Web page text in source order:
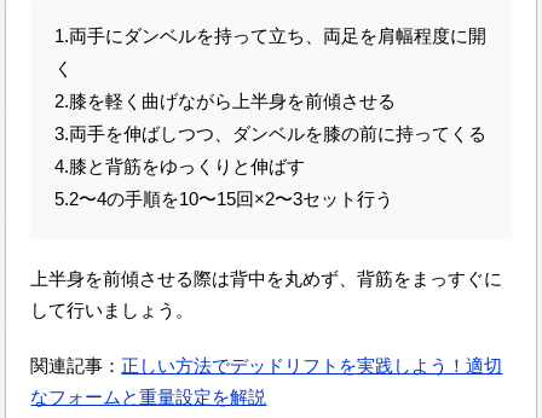
1.両手にダンベルを持って立ち、両足を肩幅程度に開
く
2.膝を軽く曲げながら上半身を前傾させる
3.両手を伸ばしつつ、ダンベルを膝の前に持ってくる
4.膝と背筋をゆっくりと伸ばす
5.2〜4の手順を10〜15回×2〜3セット行う
上半身を前傾させる際は背中を丸めず、背筋をまっすぐに
して行いましょう。
関連記事： 正しい方法でデッドリフトを実践しよう！適切
なフォームと重量設定を解説